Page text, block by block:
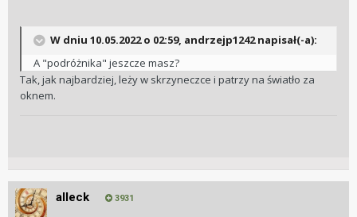
W dniu 10.05.2022 o 02:59, andrzejp1242napisał(-a):
A "podróżnika" jeszcze masz?
Tak, jak najbardziej, leży w skrzyneczce i patrzy na światło za
oknem.
alleck 3931